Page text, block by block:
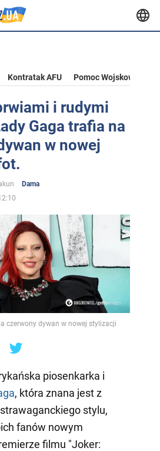
Kontratak AFU Pomoc Wojskowa Dla
i rudymi
Gaga trafia na
w nowej
Dama
czerwony dywan w nowej stylizacji
piosenkarka i
, która znana jest z
stylu,
fanów nowym
filmu "Joker: